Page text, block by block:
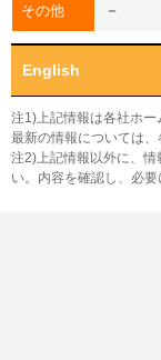
その他 －
English
注1)上記情報は各社ホー
最新の情報については、
注2)上記情報以外に、
い。内容を確認し、必要